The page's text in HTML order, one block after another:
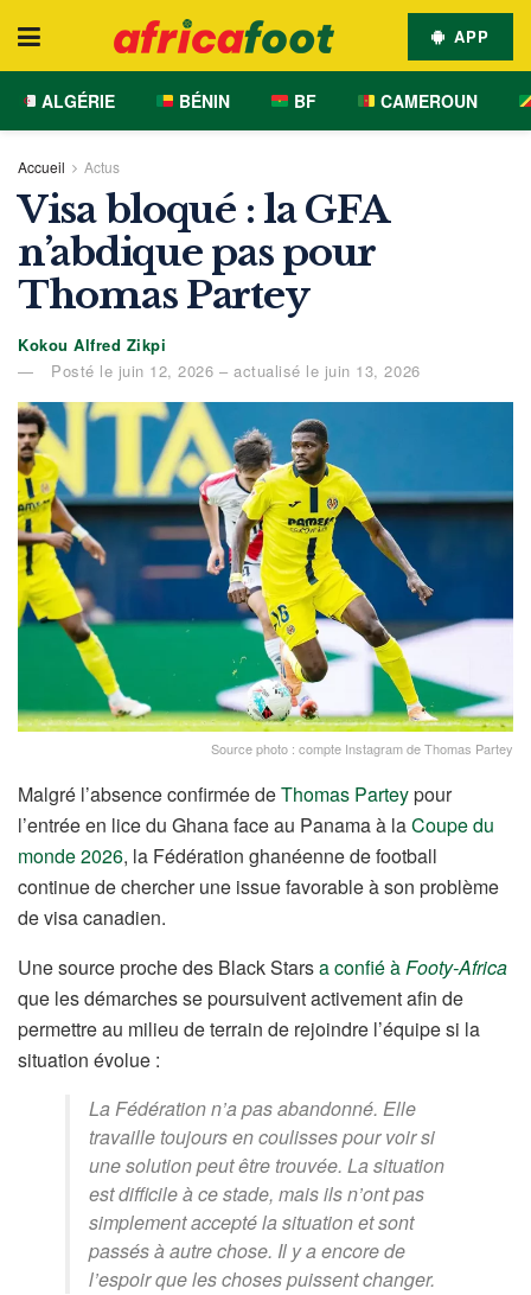
APP
ALGÉRIE BÉNIN BF CAMEROUN
Accueil Actus
Visa bloqué : la GFA
n’abdique pas pour
Thomas Partey
Kokou Alfred Zikpi
Posté le juin 12, 2026 – actualisé le juin 13, 2026
Source photo : compte Instagram de Thomas Partey
Malgré l’absence confirmée deThomas Parteypour
l’entrée en lice du Ghana face au Panama à laCoupe du
monde 2026, la Fédération ghanéenne de football
continue de chercher une issue favorable à son problème
de visa canadien.
Une source proche des Black Starsa confié àFooty-Africa
que les démarches se poursuivent activement afin de
permettre au milieu de terrain de rejoindre l’équipe si la
situation évolue :
La Fédération n’a pas abandonné. Elle
travaille toujours en coulisses pour voir si
une solution peut être trouvée. La situation
est difficile à ce stade, mais ils n’ont pas
simplement accepté la situation et sont
passés à autre chose. Il y a encore de
l’espoir que les choses puissent changer.